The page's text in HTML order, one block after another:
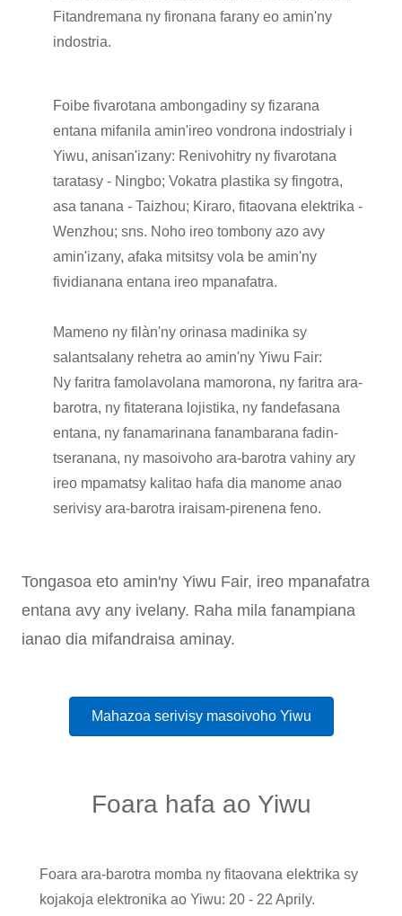
Fitandremana ny fironana farany eo amin'ny
indostria.
Foibe fivarotana ambongadiny sy fizarana
entana mifanila amin'ireo vondrona indostrialy i
Yiwu, anisan'izany: Renivohitry ny fivarotana
taratasy - Ningbo; Vokatra plastika sy fingotra,
asa tanana - Taizhou; Kiraro, fitaovana elektrika -
Wenzhou; sns. Noho ireo tombony azo avy
amin'izany, afaka mitsitsy vola be amin'ny
fividianana entana ireo mpanafatra.
Mameno ny filàn'ny orinasa madinika sy
salantsalany rehetra ao amin'ny Yiwu Fair:
Ny faritra famolavolana mamorona, ny faritra ara-
barotra, ny fitaterana lojistika, ny fandefasana
entana, ny fanamarinana fanambarana fadin-
tseranana, ny masoivoho ara-barotra vahiny ary
ireo mpamatsy kalitao hafa dia manome anao
serivisy ara-barotra iraisam-pirenena feno.
Tongasoa eto amin'ny Yiwu Fair, ireo mpanafatra
entana avy any ivelany. Raha mila fanampiana
ianao dia mifandraisa aminay.
Mahazoa serivisy masoivoho Yiwu
Foara hafa ao Yiwu
Foara ara-barotra momba ny fitaovana elektrika sy
kojakoja elektronika ao Yiwu: 20 - 22 Aprily.